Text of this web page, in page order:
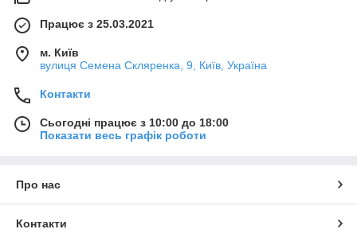
Працює з 25.03.2021
м. Київ
вулиця Семена Скляренка, 9, Київ, Україна
Контакти
Сьогодні працює з 10:00 до 18:00
Показати весь графік роботи
Про нас
Контакти